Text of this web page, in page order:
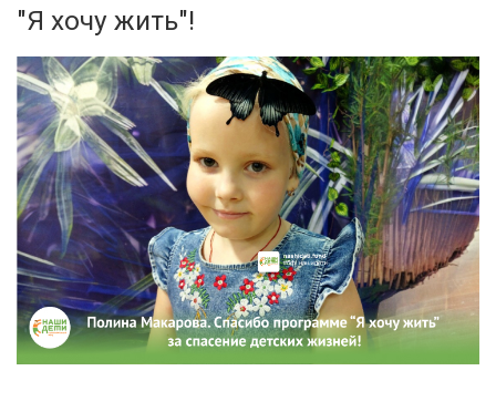
"Я хочу жить"!